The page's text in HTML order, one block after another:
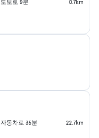
도보로 9분 0.7km
자동차로 35분 22.7km